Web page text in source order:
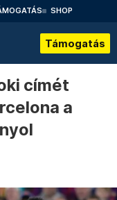
SHOP
Támogatás
címét
a